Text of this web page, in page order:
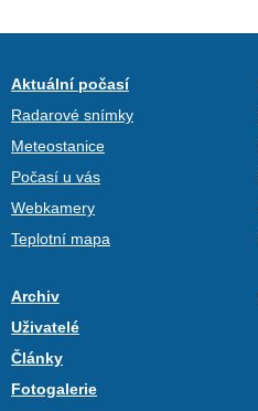
Aktuální počasí
Radarové snímky
Meteostanice
Počasí u vás
Webkamery
Teplotní mapa
Archiv
Uživatelé
Články
Fotogalerie